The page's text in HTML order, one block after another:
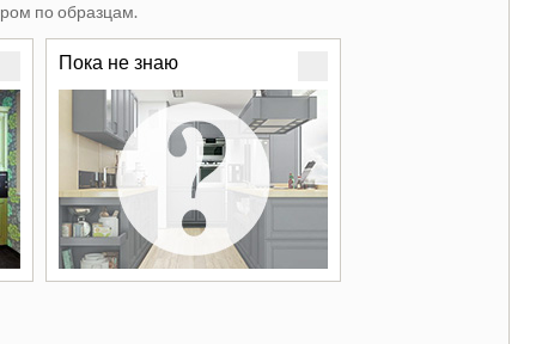
по образцам.
Пока не знаю